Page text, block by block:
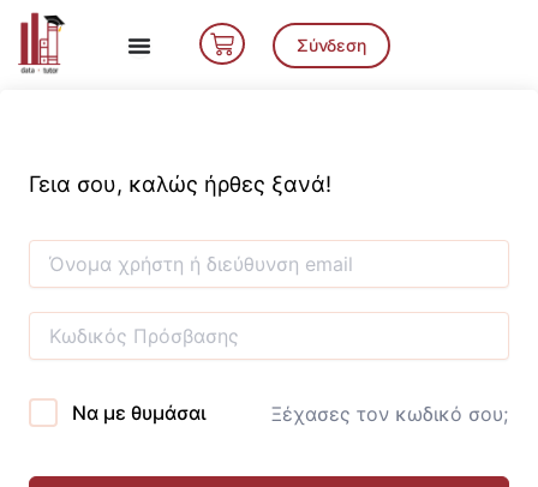
Μετάβαση
περιεχόμενο
Cart Σύνδεση
Γεια σου, καλώς ήρθες ξανά!
Να με θυμάσαι Ξέχασες τον κωδικό σου;